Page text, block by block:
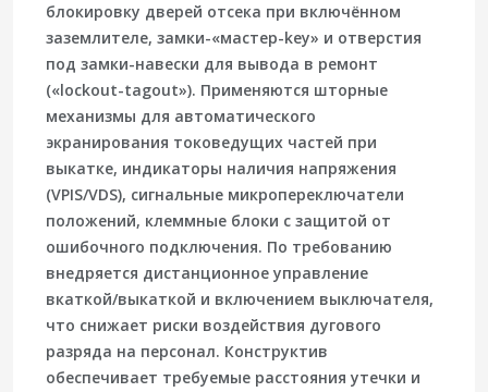
блокировку дверей отсека при включённом
заземлителе, замки-«мастер-key» и отверстия
под замки-навески для вывода в ремонт
(«lockout-tagout»). Применяются шторные
механизмы для автоматического
экранирования токоведущих частей при
выкатке, индикаторы наличия напряжения
(VPIS/VDS), сигнальные микропереключатели
положений, клеммные блоки с защитой от
ошибочного подключения. По требованию
внедряется дистанционное управление
вкаткой/выкаткой и включением выключателя,
что снижает риски воздействия дугового
разряда на персонал. Конструктив
обеспечивает требуемые расстояния утечки и